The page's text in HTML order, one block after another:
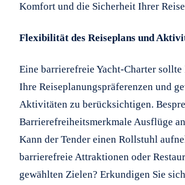
Komfort und die Sicherheit Ihrer
Flexibilität des Reiseplans und
Eine barrierefreie Yacht-Charter
Ihre Reiseplanungspräferenzen und
Aktivitäten zu berücksichtigen.
Barrierefreiheitsmerkmale Ausflüge
Kann der Tender einen Rollstuhl
barrierefreie Attraktionen oder
gewählten Zielen? Erkundigen Sie